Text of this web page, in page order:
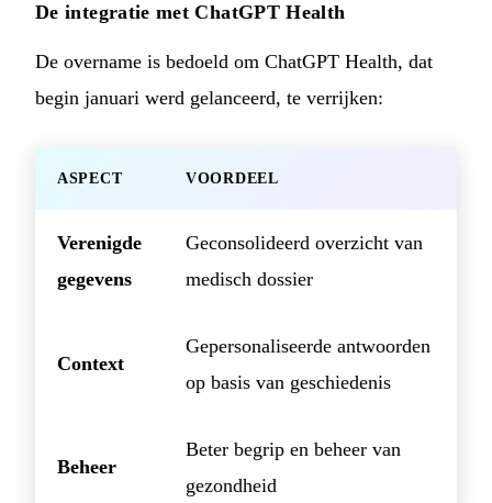
De integratie met ChatGPT Health
De overname is bedoeld om ChatGPT Health, dat
begin januari werd gelanceerd, te verrijken:
ASPECT VOORDEEL
Verenigde
gegevens
Geconsolideerd overzicht van
medisch dossier
Context
Gepersonaliseerde antwoorden
op basis van geschiedenis
Beheer
Beter begrip en beheer van
gezondheid